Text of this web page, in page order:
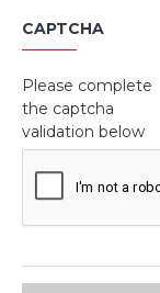
CAPTCHA
Please complete
the captcha
validation below